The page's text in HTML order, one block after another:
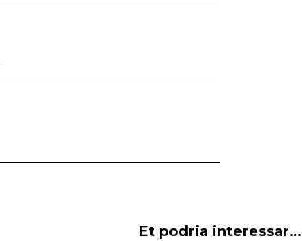
Et podria interessar…